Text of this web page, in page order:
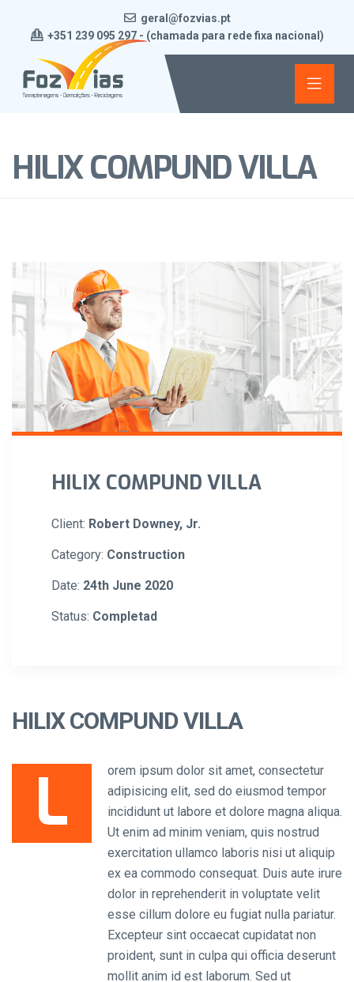
geral@fozvias.pt
+351 239 095 297 - (chamada para rede fixa nacional)
HILIX COMPUND VILLA
HILIX COMPUND VILLA
Client: Robert Downey, Jr.
Category: Construction
Date: 24th June 2020
Status: Completad
HILIX COMPUND VILLA
L
orem ipsum dolor sit amet, consectetur
adipisicing elit, sed do eiusmod tempor
incididunt ut labore et dolore magna aliqua.
Ut enim ad minim veniam, quis nostrud
exercitation ullamco laboris nisi ut aliquip
ex ea commodo consequat. Duis aute irure
dolor in reprehenderit in voluptate velit
esse cillum dolore eu fugiat nulla pariatur.
Excepteur sint occaecat cupidatat non
proident, sunt in culpa qui officia deserunt
mollit anim id est laborum. Sed ut